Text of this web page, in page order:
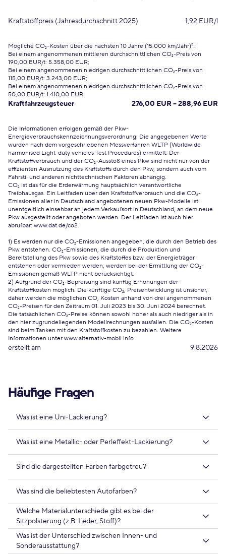
Kraftstoffpreis (Jahresdurchschnitt 2025) 1,92 EUR/l
Mögliche CO₂-Kosten über die nächsten 10 Jahre (15.000 km/Jahr)²:
Bei einem angenommenen mittleren durchschnittlichen CO₂-Preis von
190,00 EUR/t: 5.358,00 EUR;
Bei einem angenommenen niedrigen durchschnittlichen CO₂-Preis von
115,00 EUR/t: 3.243,00 EUR;
Bei einem angenommenen niedrigen durchschnittlichen CO₂-Preis von
50,00 EUR/t: 1.410,00 EUR
Kraftfahrzeugsteuer 276,00 EUR – 288,96 EUR
Die Informationen erfolgen gemäß der Pkw-
Energieverbrauchskennzeichnungsverordnung. Die angegebenen Werte
wurden nach dem vorgeschriebenen Messverfahren WLTP (Worldwide
harmonised Light-duty vehicles Test Procedures) ermittelt. Der
Kraftstoffverbrauch und der CO₂-Ausstoß eines Pkw sind nicht nur von der
effizienten Ausnutzung des Kraftstoffs durch den Pkw, sondern auch vom
Fahrstil und anderen nichttechnischen Faktoren abhängig.
CO₂ ist das für die Erderwärmung hauptsächlich verantwortliche
Treibhausgas. Ein Leitfaden über den Kraftstoffverbrauch und die CO₂-
Emissionen aller in Deutschland angebotenen neuen Pkw-Modelle ist
unentgeltlich einsehbar an jedem Verkaufsort in Deutschland, an dem neue
Pkw ausgestellt oder angeboten werden. Der Leitfaden ist auch hier
abrufbar: www.dat.de/co2.
1) Es werden nur die CO₂-Emissionen angegeben, die durch den Betrieb des
Pkw entstehen. CO₂-Emissionen, die durch die Produktion und
Bereitstellung des Pkw sowie des Kraftstoffes bzw. der Energieträger
entstehen oder vermieden werden, werden bei der Ermittlung der CO₂-
Emissionen gemäß WLTP nicht berücksichtigt.
2) Aufgrund der CO₂-Bepreisung sind künftig Erhöhungen der
Kraftstoffkosten möglich. Die künftige CO₂, Preisentwicklung ist unsicher,
daher werden die möglichen CO, Kosten anhand von drei angenommenen
CO₂-Preisen für den Zeitraum 01. Juli 2023 bis 30. Juni 2024 berechnet.
Die tatsächlichen CO₂-Preise können sowohl höher als auch niedriger als in
den hier zugrundeliegenden Modellrechnungen ausfallen. Die CO₂-Kosten
sind beim Tanken mit den Kraftstoffkosten zu bezahlen. Weitere
Informationen unter www.alternativ-mobil.info
erstellt am 9.8.2026
Häufige Fragen
Was ist eine Uni-Lackierung?
Was ist eine Metallic- oder Perleffekt-Lackierung?
Sind die dargestellten Farben farbgetreu?
Was sind die beliebtesten Autofarben?
Welche Materialunterschiede gibt es bei der
Sitzpolsterung (z.B. Leder, Stoff)?
Was ist der Unterschied zwischen Innen- und
Sonderausstattung?